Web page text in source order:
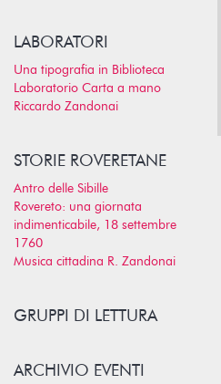
LABORATORI
Una tipografia in Biblioteca
Laboratorio Carta a mano
Riccardo Zandonai
STORIE ROVERETANE
Antro delle Sibille
Rovereto: una giornata
indimenticabile, 18 settembre
1760
Musica cittadina R. Zandonai
GRUPPI DI LETTURA
ARCHIVIO EVENTI